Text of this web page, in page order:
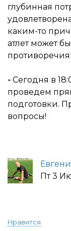
глубинная
каким-то
атлет может
- Сегодня в
проведем
подготовки.
вопросы!
Пт 3
Нравится